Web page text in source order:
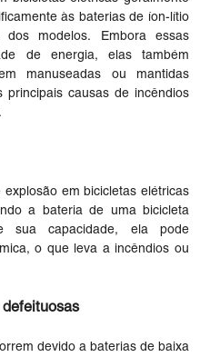
às baterias de íon-lítio
dos modelos. Embora essas
de energia, elas também
manuseadas ou mantidas
principais causas de incêndios
em bicicletas elétricas
a bateria de uma bicicleta
sua capacidade, ela pode
o que leva a incêndios ou
devido a baterias de baixa